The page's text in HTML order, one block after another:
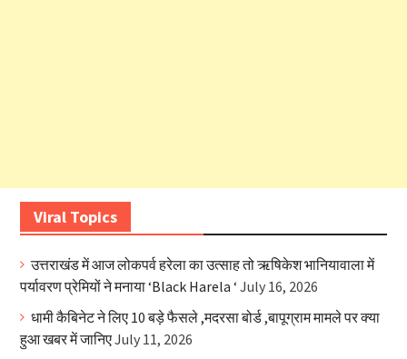
Viral Topics
उत्तराखंड में आज लोकपर्व हरेला का उत्साह तो ऋषिकेश भानियावाला में
पर्यावरण प्रेमियों ने मनाया ‘Black Harela ‘ July 16, 2026
धामी कैबिनेट ने लिए 10 बड़े फैसले ,मदरसा बोर्ड ,बापूग्राम मामले पर क्या
हुआ खबर में जानिएJuly 11, 2026